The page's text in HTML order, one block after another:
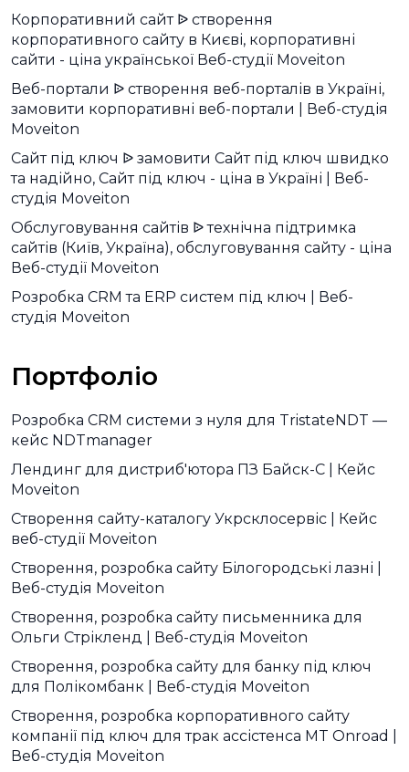
Корпоративний сайт ᐉ створення
корпоративного сайту в Києві, корпоративні
сайти - ціна української Веб-студії Moveiton
Веб-портали ᐉ створення веб-порталів в Україні,
замовити корпоративні веб-портали | Веб-студія
Moveiton
Сайт під ключ ᐉ замовити Сайт під ключ швидко
та надійно, Сайт під ключ - ціна в Україні | Веб-
студія Moveiton
Обслуговування сайтів ᐉ технічна підтримка
сайтів (Київ, Україна), обслуговування сайту - ціна
Веб-студії Moveiton
Розробка CRM та ERP систем під ключ | Веб-
студія Moveiton
Портфоліо
Розробка CRM системи з нуля для TristateNDT —
кейс NDTmanager
Лендинг для дистриб'ютора ПЗ Байск-С | Кейс
Moveiton
Створення сайту-каталогу Укрсклосервіс | Кейс
веб-студії Moveiton
Створення, розробка сайту Білогородські лазні |
Веб-студія Moveiton
Створення, розробка сайту письменника для
Ольги Стрікленд | Веб-студія Moveiton
Створення, розробка сайту для банку під ключ
для Полікомбанк | Веб-студія Moveiton
Створення, розробка корпоративного сайту
компанії під ключ для трак ассістенса MT Onroad |
Веб-студія Moveiton